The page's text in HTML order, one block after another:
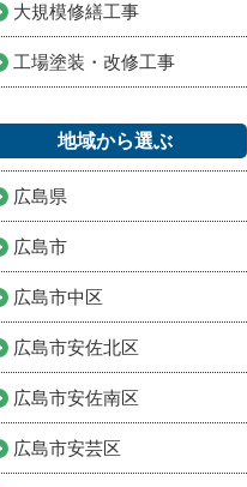
大規模修繕工事
工場塗装・改修工事
地域から選ぶ
広島県
広島市
広島市中区
広島市安佐北区
広島市安佐南区
広島市安芸区